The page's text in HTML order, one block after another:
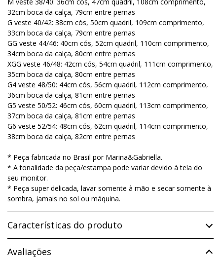
32cm boca da calça, 79cm entre pernas
G veste 40/42: 38cm cós, 50cm quadril, 109cm comprimento,
33cm boca da calça, 79cm entre pernas
GG veste 44/46: 40cm cós, 52cm quadril, 110cm comprimento,
34cm boca da calça, 80cm entre pernas
XGG veste 46/48: 42cm cós, 54cm quadril, 111cm comprimento,
35cm boca da calça, 80cm entre pernas
G4 veste 48/50: 44cm cós, 56cm quadril, 112cm comprimento,
36cm boca da calça, 81cm entre pernas
G5 veste 50/52: 46cm cós, 60cm quadril, 113cm comprimento,
37cm boca da calça, 81cm entre pernas
G6 veste 52/54: 48cm cós, 62cm quadril, 114cm comprimento,
38cm boca da calça, 82cm entre pernas
* Peça fabricada no Brasil por Marina&Gabriella.
* A tonalidade da peça/estampa pode variar devido à tela do
seu monitor.
* Peça super delicada, lavar somente à mão e secar somente à
sombra, jamais no sol ou máquina.
Características do produto
Avaliações